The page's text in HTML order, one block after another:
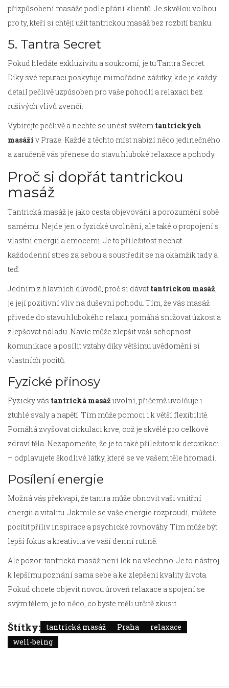
přizpůsobení masáže podle přání klientů. Je skvělou volbou
pro ty, kteří si chtějí užít tantrickou masáž bez rozbití banku.
5. Tantra Secret
Pokud hledáte exkluzivitu a soukromí, je tu Tantra Secret.
Díky své reputaci poskytuje mimořádné zážitky, kde je každý
detail pečlivě uzpůsoben pro vaše pohodlí a relaxaci bez
rušivých vlivů zvenčí.
Vybírejte pečlivě a nechte se unést světem tantrických
masáží v Praze. Každé z těchto míst nabízí něco jedinečného
a zaručeně vás přenese do stavu hluboké relaxace a pohody.
Proč si dopřát tantrickou
masáž
Tantrická masáž je jako cesta objevování a porozumění sobě
samému. Nejde jen o fyzické uvolnění, ale také o propojení s
vlastní energií a emocemi. Je to příležitost nechat
každodenní stres za sebou a soustředit se na okamžik tady a
teď.
Jedním z hlavních důvodů, proč si dávat tantrickou masáž,
je její pozitivní vliv na duševní pohodu. Tím, že vás masáž
přivede do stavu hlubokého relaxu, pomáhá snižovat úzkost a
zlepšovat náladu. Navíc může zlepšit vaši schopnost
komunikace a posílit vztahy díky většímu uvědomění si
vlastních pocitů.
Fyzické přínosy
Fyzicky vás tantrická masáž uvolní, přičemž uvolňuje i
ztuhlé svaly a napětí. Tím může pomoci i k větší flexibilitě.
Pomáhá zvyšovat cirkulaci krve, což je skvělé pro celkové
zdraví těla. Nezapomeňte, že je to také příležitost k detoxikaci
– odplavujete škodlivé látky, které se ve vašem těle hromadí.
Posílení energie
Možná vás překvapí, že tantra může obnovit vaši vnitřní
energii a vitalitu. Jakmile se vaše energie rozproudí, můžete
pocítit příliv inspirace a psychické rovnováhy. Tím může být
lepší fokus a kreativita ve vaší denní rutině.
Ale pozor: tantrická masáž není lék na všechno. Je to nástroj
k lepšímu poznání sama sebe a ke zlepšení kvality života.
Pokud chcete objevit novou úroveň relaxace a spojení se
svým tělem, je to něco, co byste měli určitě zkusit.
Štítky: tantrická masáž Praha
relaxace
well-being